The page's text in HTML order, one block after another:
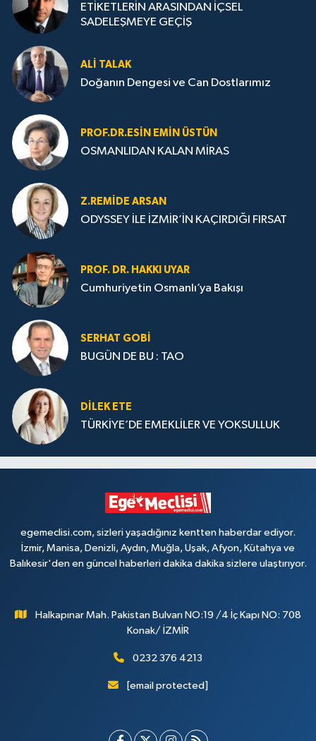
ETİKETLERİN ARASINDAN İÇSEL
SADELEŞMEYE GEÇİŞ
ALI TALAK
Doğanın Dengesi ve Can Dostlarımız
PROF.DR.ESIN EMIN ÜSTÜN
OSMANLIDAN KALAN MİRAS
Z.REMIDE ARSAN
ODYSSEY İLE İZMİR’İN KAÇIRDIĞI FIRSAT
PROF. DR. HAKKI UYAR
Cumhuriyetin Osmanlı’ya Bakışı
SERHAT GOBİ
BUGÜN DE BU : TAO
DILEK ETE
TÜRKİYE’DE EMEKLİLER VE YOKSULLUK
egemeclisi.com, sizleri yaşadığınız kentten haberdar ediyor.
İzmir, Manisa, Denizli, Aydın, Muğla, Uşak, Afyon, Kütahya ve
Balıkesir'den en güncel haberleri dakika dakika sizlere ulaştırıyor.
Halkapınar Mah. Pakistan Bulvarı NO:19 /4 İç Kapı NO: 708
Konak/ İZMİR
0232 376 4213
[email protected]